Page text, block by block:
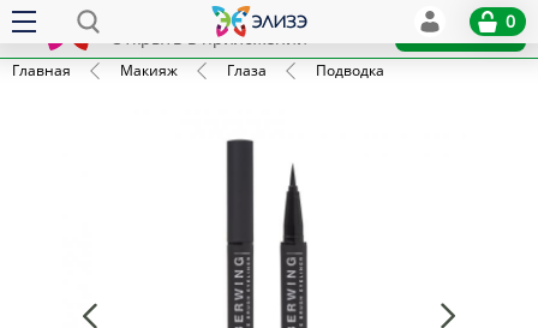
x
Открыть в приложении
Установить
0
Главная Макияж Глаза Подводка